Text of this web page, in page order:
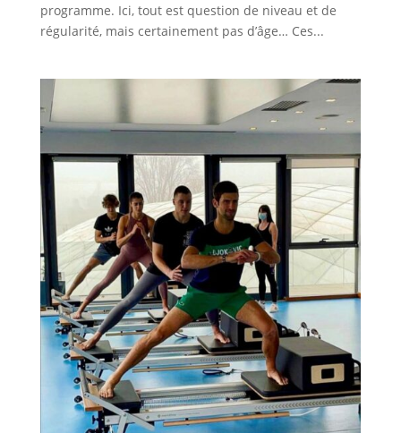
programme. Ici, tout est question de niveau et de
régularité, mais certainement pas d’âge… Ces...